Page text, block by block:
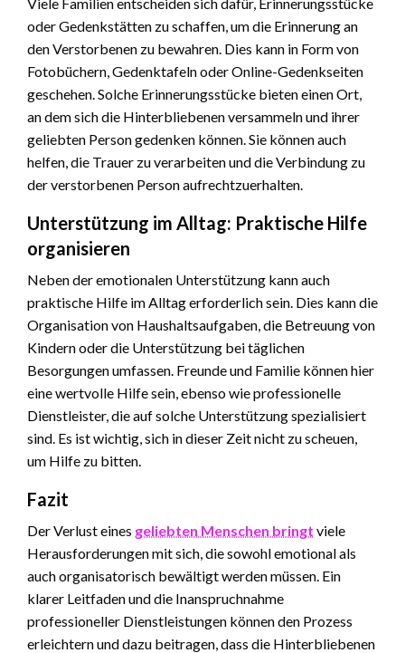
oder Gedenkstätten zu schaffen, um die Erinnerung an
den Verstorbenen zu bewahren. Dies kann in Form von
Fotobüchern, Gedenktafeln oder Online-Gedenkseiten
geschehen. Solche Erinnerungsstücke bieten einen Ort,
an dem sich die Hinterbliebenen versammeln und ihrer
geliebten Person gedenken können. Sie können auch
helfen, die Trauer zu verarbeiten und die Verbindung zu
der verstorbenen Person aufrechtzuerhalten.
Unterstützung im Alltag: Praktische Hilfe
organisieren
Neben der emotionalen Unterstützung kann auch
praktische Hilfe im Alltag erforderlich sein. Dies kann die
Organisation von Haushaltsaufgaben, die Betreuung von
Kindern oder die Unterstützung bei täglichen
Besorgungen umfassen. Freunde und Familie können hier
eine wertvolle Hilfe sein, ebenso wie professionelle
Dienstleister, die auf solche Unterstützung spezialisiert
sind. Es ist wichtig, sich in dieser Zeit nicht zu scheuen,
um Hilfe zu bitten.
Fazit
Der Verlust eines geliebten Menschen bringt viele
Herausforderungen mit sich, die sowohl emotional als
auch organisatorisch bewältigt werden müssen. Ein
klarer Leitfaden und die Inanspruchnahme
professioneller Dienstleistungen können den Prozess
erleichtern und dazu beitragen, dass die Hinterbliebenen